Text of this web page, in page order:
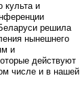
культа и
решила
нынешнего
и
действуют
числе и в нашей